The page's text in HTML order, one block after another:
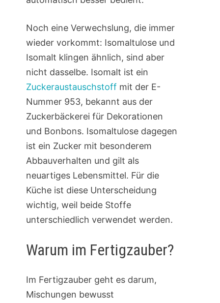
Noch eine Verwechslung, die immer
wieder vorkommt: Isomaltulose und
Isomalt klingen ähnlich, sind aber
nicht dasselbe. Isomalt ist ein
Zuckeraustauschstoff mit der E-
Nummer 953, bekannt aus der
Zuckerbäckerei für Dekorationen
und Bonbons. Isomaltulose dagegen
ist ein Zucker mit besonderem
Abbauverhalten und gilt als
neuartiges Lebensmittel. Für die
Küche ist diese Unterscheidung
wichtig, weil beide Stoffe
unterschiedlich verwendet werden.
Warum im Fertigzauber?
Im Fertigzauber geht es darum,
Mischungen bewusst